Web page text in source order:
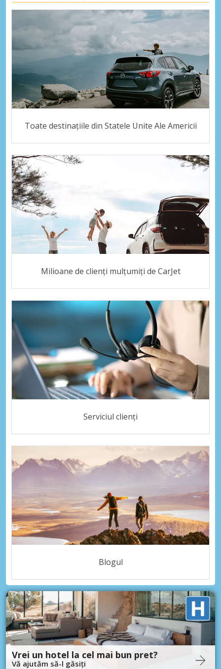
Toate destinațiile din Statele Unite Ale Americii
Milioane de clienți mulțumiți de CarJet
Serviciul clienți
Blogul
Vrei un hotel la cel mai bun pret?
Vă ajutăm să-l găsiți